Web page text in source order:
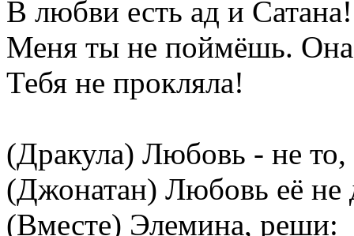
В любви есть ад и Сатана!
Меня ты не поймёшь. Она
Тебя не прокляла!
(Дракула) Любовь - не
(Джонатан) Любовь её не
(Вместе) Элемина, реши: